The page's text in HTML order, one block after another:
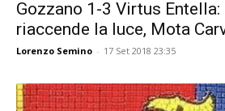
Gozzano 1-3 Virtus
riaccende la luce, Mota
Lorenzo Semino - 17 Set 2018 23:35